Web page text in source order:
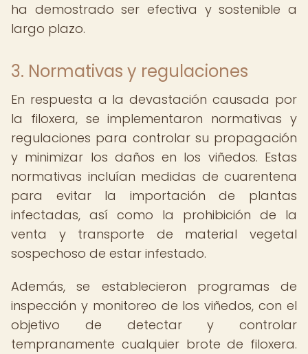
ha demostrado ser efectiva y sostenible a
largo plazo.
3. Normativas y regulaciones
En respuesta a la devastación causada por
la filoxera, se implementaron normativas y
regulaciones para controlar su propagación
y minimizar los daños en los viñedos. Estas
normativas incluían medidas de cuarentena
para evitar la importación de plantas
infectadas, así como la prohibición de la
venta y transporte de material vegetal
sospechoso de estar infestado.
Además, se establecieron programas de
inspección y monitoreo de los viñedos, con el
objetivo de detectar y controlar
tempranamente cualquier brote de filoxera.